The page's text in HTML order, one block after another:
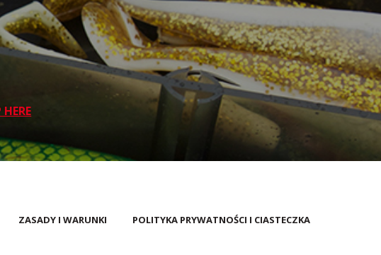
ZASADY I WARUNKI POLITYKA PRYWATNOŚCI I CIASTECZKA